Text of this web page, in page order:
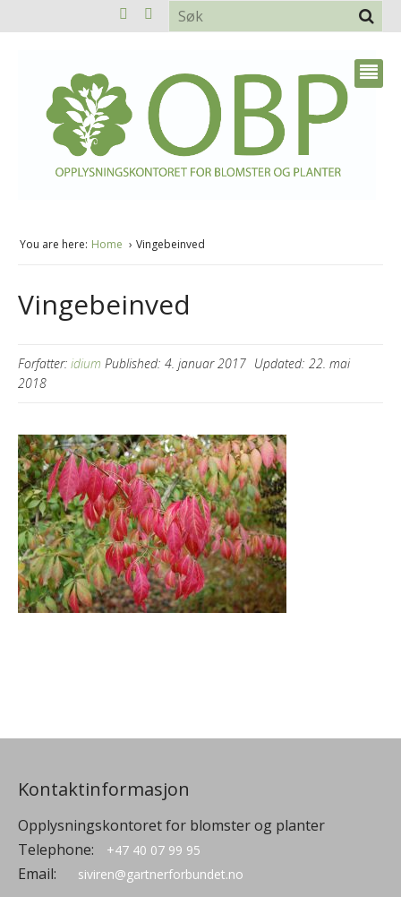
You are here: Home Vingebeinved
Vingebeinved
Forfatter: idium Published: 4. januar 2017 Updated: 22. mai
2018
Kontaktinformasjon
Opplysningskontoret for blomster og planter
Telephone:
+47 40 07 99 95
Email: siviren@gartnerforbundet.no